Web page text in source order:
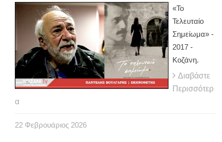
«Το
Τελευταίο
Σημείωμα» -
2017 -
Κοζάνη.
Διαβάστε
Περισσότερ
α
22 Φεβρουάριος 2026